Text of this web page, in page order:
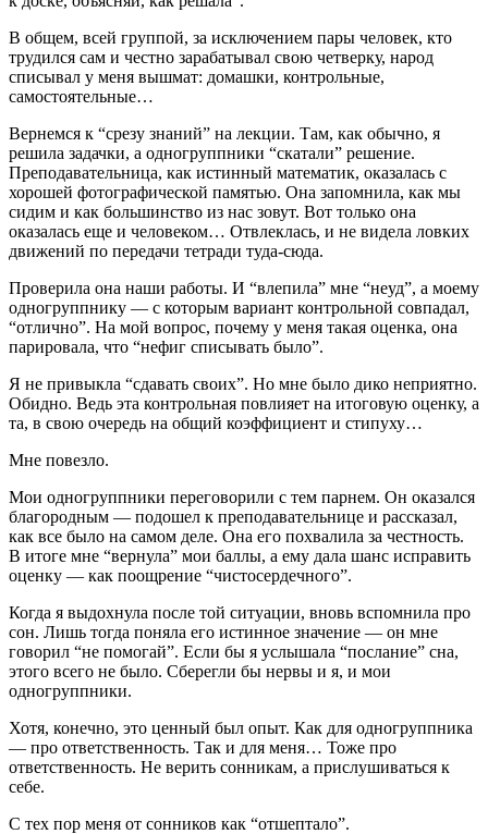
В общем, всей группой, за исключением пары человек, кто
трудился сам и честно зарабатывал свою четверку, народ
списывал у меня вышмат: домашки, контрольные,
самостоятельные…
Вернемся к “срезу знаний” на лекции. Там, как обычно, я
решила задачки, а одногруппники “скатали” решение.
Преподавательница, как истинный математик, оказалась с
хорошей фотографической памятью. Она запомнила, как мы
сидим и как большинство из нас зовут. Вот только она
оказалась еще и человеком… Отвлеклась, и не видела ловких
движений по передачи тетради туда-сюда.
Проверила она наши работы. И “влепила” мне “неуд”, а моему
одногруппнику — с которым вариант контрольной совпадал,
“отлично”. На мой вопрос, почему у меня такая оценка, она
парировала, что “нефиг списывать было”.
Я не привыкла “сдавать своих”. Но мне было дико неприятно.
Обидно. Ведь эта контрольная повлияет на итоговую оценку, а
та, в свою очередь на общий коэффициент и стипуху…
Мне повезло.
Мои одногруппники переговорили с тем парнем. Он оказался
благородным — подошел к преподавательнице и рассказал,
как все было на самом деле. Она его похвалила за честность.
В итоге мне “вернула” мои баллы, а ему дала шанс исправить
оценку — как поощрение “чистосердечного”.
Когда я выдохнула после той ситуации, вновь вспомнила про
сон. Лишь тогда поняла его истинное значение — он мне
говорил “не помогай”. Если бы я услышала “послание” сна,
этого всего не было. Сберегли бы нервы и я, и мои
одногруппники.
Хотя, конечно, это ценный был опыт. Как для одногруппника
— про ответственность. Так и для меня… Тоже про
ответственность. Не верить сонникам, а прислушиваться к
себе.
С тех пор меня от сонников как “отшептало”.